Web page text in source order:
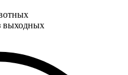
выходных